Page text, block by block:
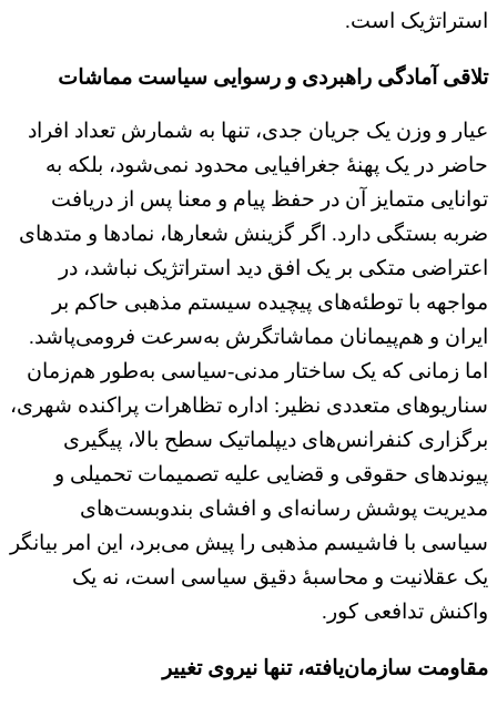
استراتژیک است.
تلاقی آمادگی راهبردی و رسوایی سیاست مماشات
عیار و وزن یک جریان جدی، تنها به شمارش تعداد افراد
حاضر در یک پهنه‌ٔ جغرافیایی محدود نمی‌شود، بلکه به
توانایی متمایز آن در حفظ پیام و معنا پس از دریافت
ضربه بستگی دارد. اگر گزینش شعارها، نمادها و متدهای
اعتراضی متکی بر یک افق دید استراتژیک نباشد، در
مواجهه با توطئه‌های پیچیده سیستم مذهبی حاکم بر
ایران و هم‌پیمانان مماشاتگرش به‌سرعت فرومی‌پاشد.
اما زمانی که یک ساختار مدنی-سیاسی به‌طور هم‌زمان
سناریوهای متعددی نظیر: اداره تظاهرات پراکنده شهری،
برگزاری کنفرانس‌های دیپلماتیک سطح بالا، پیگیری
پیوند‌های حقوقی و قضایی علیه تصمیمات تحمیلی و
مدیریت پوشش رسانه‌‌ای و افشای بندوبست‌های
سیاسی با فاشیسم مذهبی را پیش می‌برد، این امر بیانگر
یک عقلانیت و محاسبه‌ٔ دقیق سیاسی است، نه یک
واکنش تدافعی کور.
مقاومت سازمان‌یافته، تنها نیروی تغییر